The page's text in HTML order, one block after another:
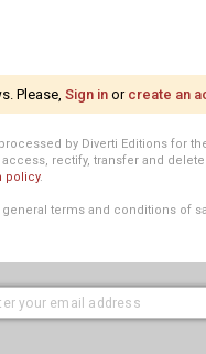
Please, Sign in or create an
by Diverti Editions for
rectify, transfer and
policy.
terms and conditions of